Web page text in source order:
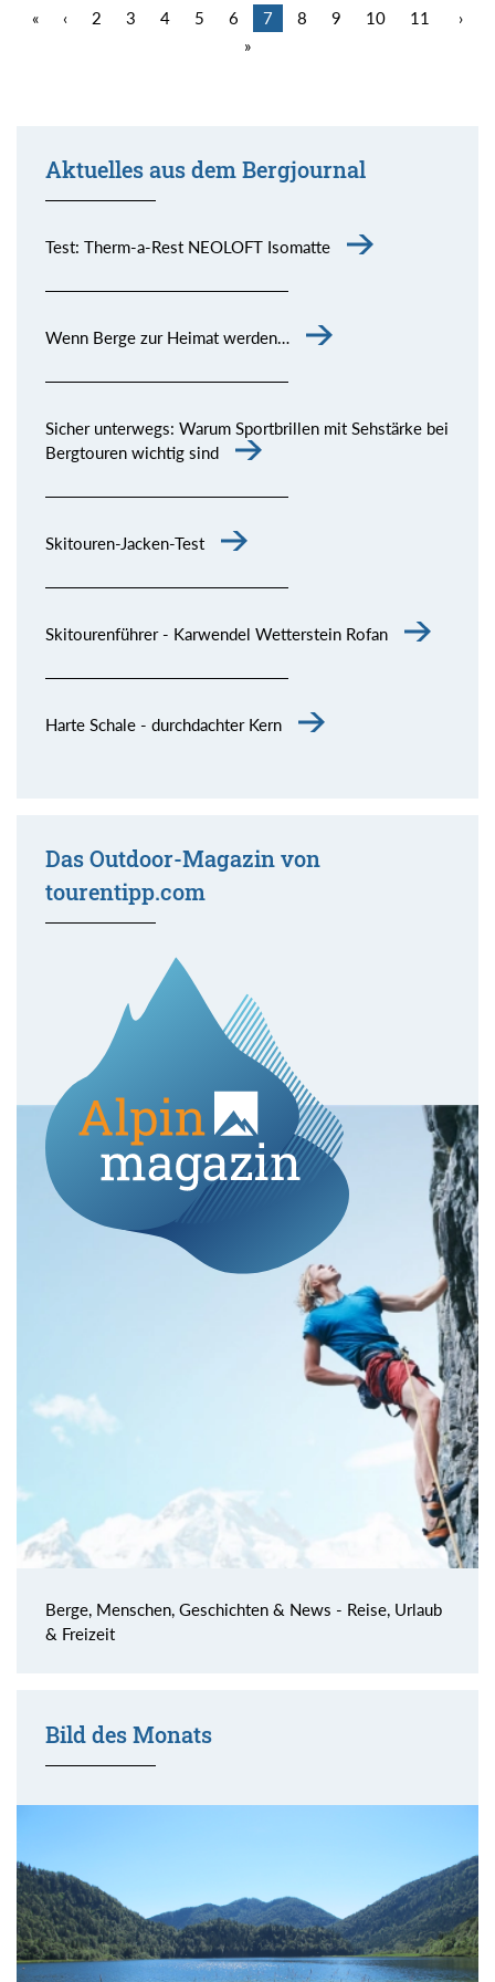
« ‹ 2 3 4 5 6 7 8 9 10 11
›
»
Aktuelles aus dem Bergjournal
Test: Therm-a-Rest NEOLOFT Isomatte
Wenn Berge zur Heimat werden…
Sicher unterwegs: Warum Sportbrillen mit Sehstärke bei
Bergtouren wichtig sind
Skitouren-Jacken-Test
Skitourenführer - Karwendel Wetterstein Rofan
Harte Schale - durchdachter Kern
Das Outdoor-Magazin von
tourentipp.com
Berge, Menschen, Geschichten & News - Reise, Urlaub
& Freizeit
Bild des Monats